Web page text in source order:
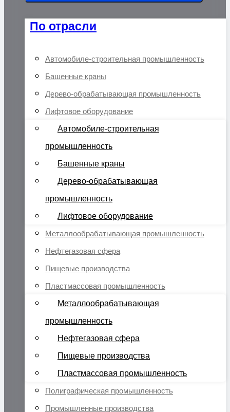
По отрасли
Автомобиле-строительная промышленность
Башенные краны
Дерево-обрабатывающая промышленность
Лифтовое оборудование
Автомобиле-строительная
промышленность
Башенные краны
Дерево-обрабатывающая
промышленность
Лифтовое оборудование
Металлообрабатывающая промышленность
Нефтегазовая сфера
Пищевые производства
Пластмассовая промышленность
Металлообрабатывающая
промышленность
Нефтегазовая сфера
Пищевые производства
Пластмассовая промышленность
Полиграфическая промышленность
Промышленные производства